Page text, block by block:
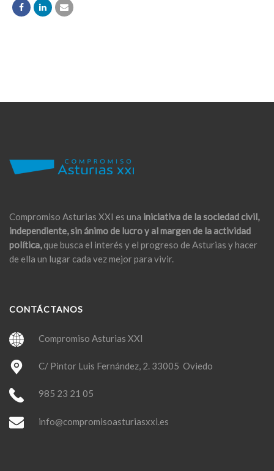
Compromiso Asturias XXI es una iniciativa de la sociedad civil,
independiente, sin ánimo de lucro y al margen de la actividad
política,que busca el interés y el progreso de Asturias y hacer
de ella un lugar cada vez mejor para vivir.
CONTÁCTANOS
Compromiso Asturias XXI
C/ Pintor Luis Fernández, 2. 33005 Oviedo
985 23 21 05
info@compromisoasturiasxxi.es